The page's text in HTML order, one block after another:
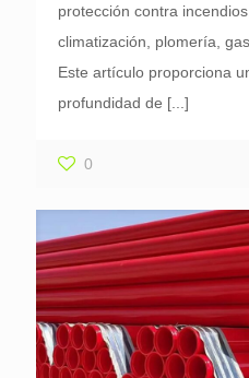
protección contra
climatización, plomería,
Este artículo proporciona
profundidad de [...]
0